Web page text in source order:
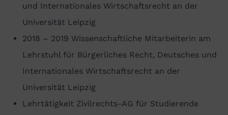
und Internationales Wirtschaftsrecht an der
Universität Leipzig
2018 – 2019 Wissenschaftliche Mitarbeiterin am
Lehrstuhl für Bürgerliches Recht, Deutsches und
Internationales Wirtschaftsrecht an der
Universität Leipzig
Lehrtätigkeit Zivilrechts-AG für Studierende